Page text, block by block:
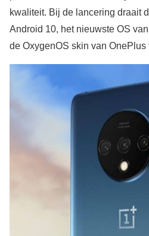
kwaliteit. Bij de lancering draait
Android 10, het nieuwste OS
de OxygenOS skin van OnePlus